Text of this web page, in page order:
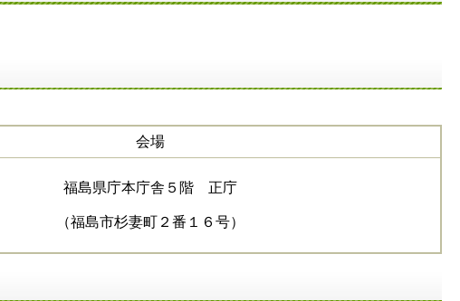
会場
福島県庁本庁舎５階 正庁
（福島市杉妻町２番１６号）